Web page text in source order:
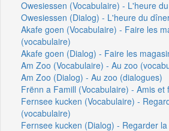
Owesiessen (Vocabulaire) - L'heure
Owesiessen (Dialog) - L'heure du
Akafe goen (Vocabulaire) - Faire les
(vocabulaire)
Akafe goen (Dialog) - Faire les
Am Zoo (Vocabulaire) - Au zoo
Am Zoo (Dialog) - Au zoo (dialogues)
Frënn a Famill (Vocabulaire) - Amis et
Fernsee kucken (Vocabulaire) -
(vocabulaire)
Fernsee kucken (Dialog) - Regarder